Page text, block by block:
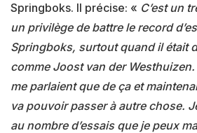
Springboks. Il précise: « C’est un
un privilège de battre le record
Springboks, surtout quand il était
comme Joost van der
me parlaient que de ça et
va pouvoir passer à autre chose.
au nombre d’essais que je peux